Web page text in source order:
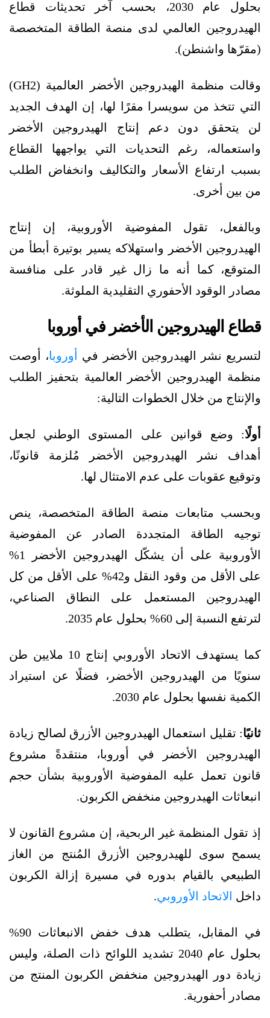
بحلول عام 2030، بحسب آخر تحديثات قطاع
الهيدروجين العالمي لدى منصة الطاقة المتخصصة
(مقرّها واشنطن).
وقالت منظمة الهيدروجين الأخضر العالمية (GH2)
التي تتخذ من سويسرا مقرًا لها، إن الهدف الجديد
لن يتحقق دون دعم إنتاج الهيدروجين الأخضر
واستعماله، رغم التحديات التي يواجهها القطاع
بسبب ارتفاع الأسعار والتكاليف وانخفاض الطلب
من بين أخرى.
وبالفعل، تقول المفوضية الأوروبية، إن إنتاج
الهيدروجين الأخضر واستهلاكه يسير بوتيرة أبطأ من
المتوقع، كما أنه ما زال غير قادر على منافسة
مصادر الوقود الأحفوري التقليدية الملوثة.
قطاع الهيدروجين الأخضر في أوروبا
لتسريع نشر الهيدروجين الأخضر في أوروبا، أوصت
منظمة الهيدروجين الأخضر العالمية بتحفيز الطلب
والإنتاج من خلال الخطوات التالية:
أولًا: وضع قوانين على المستوى الوطني لجعل
أهداف نشر الهيدروجين الأخضر مُلزمة قانونًا،
وتوقيع عقوبات على عدم الامتثال لها.
وبحسب متابعات منصة الطاقة المتخصصة، ينص
توجيه الطاقة المتجددة الصادر عن المفوضية
الأوروبية على أن يشكّل الهيدروجين الأخضر 1%
على الأقل من وقود النقل و42% على الأقل من كل
الهيدروجين المستعمل على النطاق الصناعي،
لترتفع النسبة إلى 60% بحلول عام 2035.
كما يستهدف الاتحاد الأوروبي إنتاج 10 ملايين طن
سنويًا من الهيدروجين الأخضر، فضلًا عن استيراد
الكمية نفسها بحلول عام 2030.
ثانيًا: تقليل استعمال الهيدروجين الأزرق لصالح زيادة
الهيدروجين الأخضر في أوروبا، منتقدةً مشروع
قانون تعمل عليه المفوضية الأوروبية بشأن حجم
انبعاثات الهيدروجين منخفض الكربون.
إذ تقول المنظمة غير الربحية، إن مشروع القانون لا
يسمح سوى للهيدروجين الأزرق المُنتج من الغاز
الطبيعي بالقيام بدوره في مسيرة إزالة الكربون
داخل الاتحاد الأوروبي.
في المقابل، يتطلب هدف خفض الانبعاثات 90%
بحلول عام 2040 تشديد اللوائح ذات الصلة، وليس
زيادة دور الهيدروجين منخفض الكربون المنتج من
مصادر أحفورية.